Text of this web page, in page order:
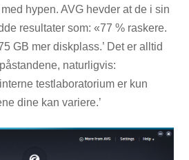
hypen. AVG hevder at de i sin
resultater som: «77 % raskere.
GB mer diskplass.’ Det er alltid
naturligvis:
testlaboratorium er kun
dine kan variere.’